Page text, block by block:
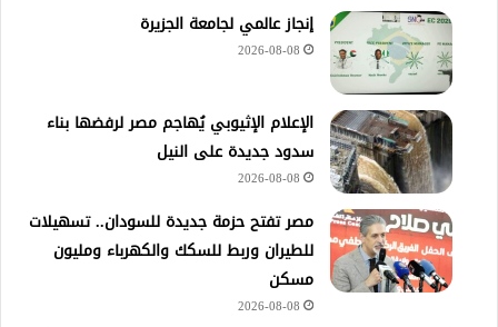
إنجاز عالمي لجامعة الجزيرة
2026-08-08
الإعلام الإثيوبي يُهاجم مصر لرفضها بناء
سدود جديدة على النيل
2026-08-08
مصر تفتح حزمة جديدة للسودان.. تسهيلات
للطيران وربط للسكك والكهرباء ومليون
مسكن
2026-08-08